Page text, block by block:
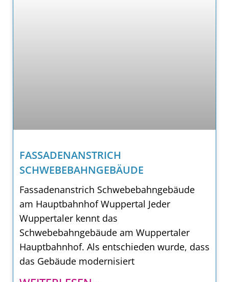
FASSADENANSTRICH
SCHWEBEBAHNGEBÄUDE
Fassadenanstrich Schwebebahngebäude
am Hauptbahnhof Wuppertal Jeder
Wuppertaler kennt das
Schwebebahngebäude am Wuppertaler
Hauptbahnhof. Als entschieden wurde, dass
das Gebäude modernisiert